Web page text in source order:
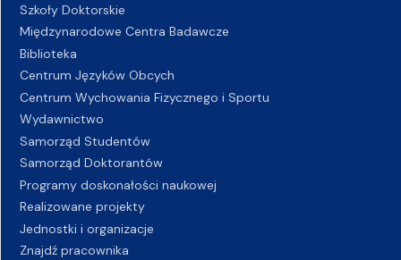
Szkoły Doktorskie
Międzynarodowe Centra Badawcze
Biblioteka
Centrum Języków Obcych
Centrum Wychowania Fizycznego i Sportu
Wydawnictwo
Samorząd Studentów
Samorząd Doktorantów
Programy doskonałości naukowej
Realizowane projekty
Jednostki i organizacje
Znajdź pracownika